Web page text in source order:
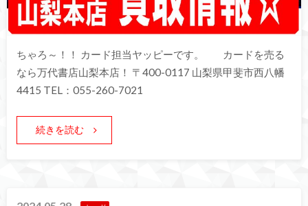
ちゃろ～！！ カード担当ヤッピーです。 カードを売る
なら万代書店山梨本店！ 〒400-0117 山梨県甲斐市西八幡
4415 TEL：055-260-7021
続きを読む